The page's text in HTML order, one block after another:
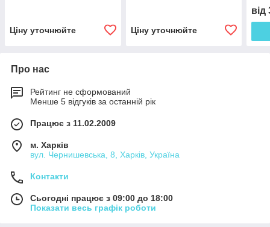
Ціну уточнюйте
Ціну уточнюйте
від
Про нас
Рейтинг не сформований
Менше 5 відгуків за останній рік
Працює з 11.02.2009
м. Харків
вул. Чернишевська, 8, Харків, Україна
Контакти
Сьогодні працює з 09:00 до 18:00
Показати весь графік роботи